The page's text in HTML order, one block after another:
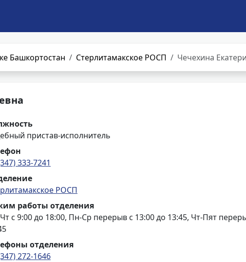
Башкортостан Стерлитамакское РОСП Чечехина
пристав-исполнитель
333-7241
РОСП
работы отделения
с 9:00 до 18:00, Пн-Ср перерыв с 13:00 до 13:45, Чт-Пят
отделения
272-1646